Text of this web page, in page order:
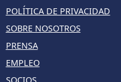
POLÍTICA DE PRIVACIDAD
SOBRE NOSOTROS
PRENSA
EMPLEO